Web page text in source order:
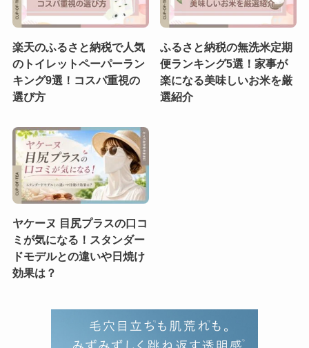
楽天のふるさと納税で人気
のトイレットペーパーラン
キング9選！コスパ重視の
選び方
ふるさと納税の無洗米定期
便ランキング5選！家事が
楽になる美味しいお米を厳
選紹介
ヤケーヌ 目尻プラスの口コ
ミが気になる！スタンダー
ドモデルとの違いや日焼け
効果は？